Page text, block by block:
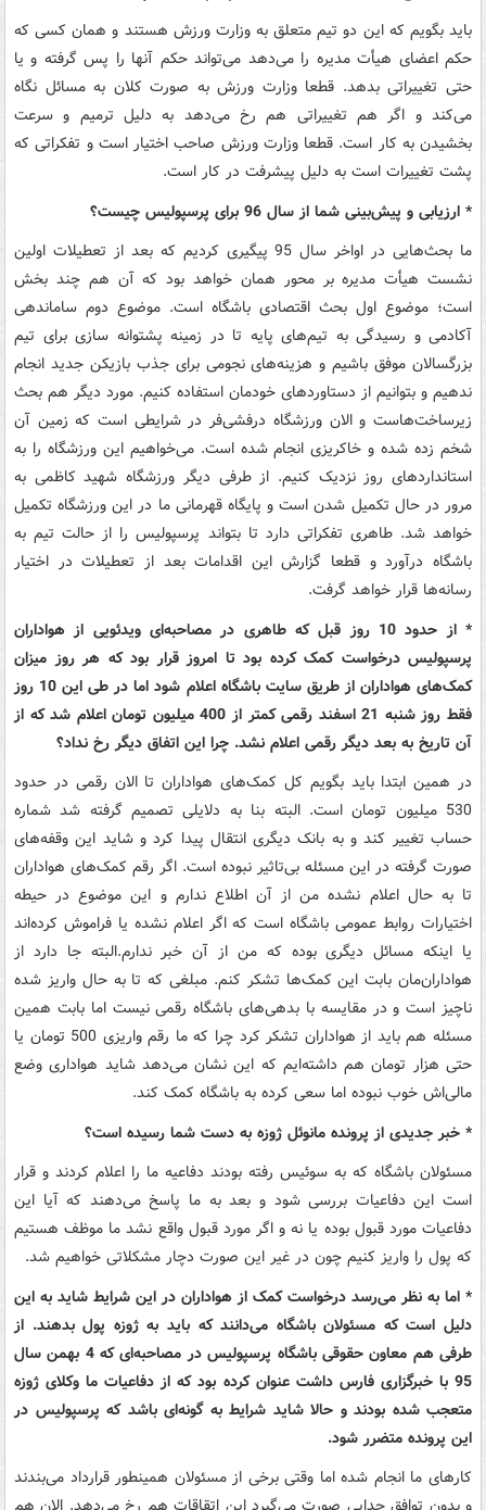
باید بگویم که این دو تیم متعلق به وزارت ورزش هستند و همان کسی که
حکم اعضای هیأت مدیره را می‌دهد می‌تواند حکم آنها را پس گرفته و یا
حتی تغییراتی بدهد. قطعا وزارت ورزش به صورت کلان به مسائل نگاه
می‌کند و اگر هم تغییراتی هم رخ می‌دهد به دلیل ترمیم و سرعت
بخشیدن به کار است. قطعا وزارت ورزش صاحب اختیار است و تفکراتی که
پشت تغییرات است به دلیل پیشرفت در کار است.
* ارزیابی و پیش‌بینی شما از سال 96 برای پرسپولیس چیست؟
ما بحث‌هایی در اواخر سال 95 پیگیری کردیم که بعد از تعطیلات اولین
نشست هیأت مدیره بر محور همان خواهد بود که آن هم چند بخش
است؛ موضوع اول بحث اقتصادی باشگاه است. موضوع دوم ساماندهی
آکادمی و رسیدگی به تیم‌های پایه تا در زمینه پشتوانه سازی برای تیم
بزرگسالان موفق باشیم و هزینه‌های نجومی برای جذب بازیکن جدید انجام
ندهیم و بتوانیم از دستاوردهای خودمان استفاده کنیم. مورد دیگر هم بحث
زیرساخت‌هاست و الان ورزشگاه درفشی‌فر در شرایطی است که زمین آن
شخم زده شده و خاکریزی انجام شده است. می‌خواهیم این ورزشگاه را به
استانداردهای روز نزدیک کنیم. از طرفی دیگر ورزشگاه شهید کاظمی به
مرور در حال تکمیل شدن است و پایگاه قهرمانی ما در این ورزشگاه تکمیل
خواهد شد. طاهری تفکراتی دارد تا بتواند پرسپولیس را از حالت تیم به
باشگاه درآورد و قطعا گزارش این اقدامات بعد از تعطیلات در اختیار
رسانه‌ها قرار خواهد گرفت.
* از حدود 10 روز قبل که طاهری در مصاحبه‌ای ویدئویی از هواداران
پرسپولیس درخواست کمک کرده بود تا امروز قرار بود که هر روز میزان
کمک‌های هواداران از طریق سایت باشگاه اعلام شود اما در طی این 10 روز
فقط روز شنبه 21 اسفند رقمی کمتر از 400 میلیون تومان اعلام شد که از
آن تاریخ به بعد دیگر رقمی اعلام نشد. چرا این اتفاق دیگر رخ نداد؟
در همین ابتدا باید بگویم کل کمک‌های هواداران تا الان رقمی در حدود
530 میلیون تومان است. البته بنا به دلایلی تصمیم گرفته شد شماره
حساب تغییر کند و به بانک دیگری انتقال پیدا کرد و شاید این وقفه‌های
صورت گرفته در این مسئله بی‌تاثیر نبوده است. اگر رقم کمک‌های هواداران
تا به حال اعلام نشده من از آن اطلاع ندارم و این موضوع در حیطه
اختیارات روابط عمومی باشگاه است که اگر اعلام نشده یا فراموش کرده‌اند
یا اینکه مسائل دیگری بوده که من از آن خبر ندارم.البته جا دارد از
هواداران‌مان بابت این کمک‌ها تشکر کنم. مبلغی که تا به حال واریز شده
ناچیز است و در مقایسه با بدهی‌های باشگاه رقمی نیست اما بابت همین
مسئله هم باید از هواداران تشکر کرد چرا که ما رقم واریزی 500 تومان یا
حتی هزار تومان هم داشته‌ایم که این نشان می‌دهد شاید هواداری وضع
مالی‌اش خوب نبوده اما سعی کرده به باشگاه کمک کند.
* خبر جدیدی از پرونده مانوئل ژوزه به دست شما رسیده است؟
مسئولان باشگاه که به سوئیس رفته بودند دفاعیه ما را اعلام کردند و قرار
است این دفاعیات بررسی شود و بعد به ما پاسخ می‌دهند که آیا این
دفاعیات مورد قبول بوده یا نه و اگر مورد قبول واقع نشد ما موظف هستیم
که پول را واریز کنیم چون در غیر این صورت دچار مشکلاتی خواهیم شد.
* اما به نظر می‌رسد درخواست کمک از هواداران در این شرایط شاید به این
دلیل است که مسئولان باشگاه می‌دانند که باید به ژوزه پول بدهند. از
طرفی هم معاون حقوقی باشگاه پرسپولیس در مصاحبه‌ای که 4 بهمن سال
95 با خبرگزاری فارس داشت عنوان کرده بود که از دفاعیات ما وکلای ژوزه
متعجب شده بودند و حالا شاید شرایط به گونه‌ای باشد که پرسپولیس در
این پرونده متضرر شود.
کارهای ما انجام شده اما وقتی برخی از مسئولان همینطور قرارداد می‌بندند